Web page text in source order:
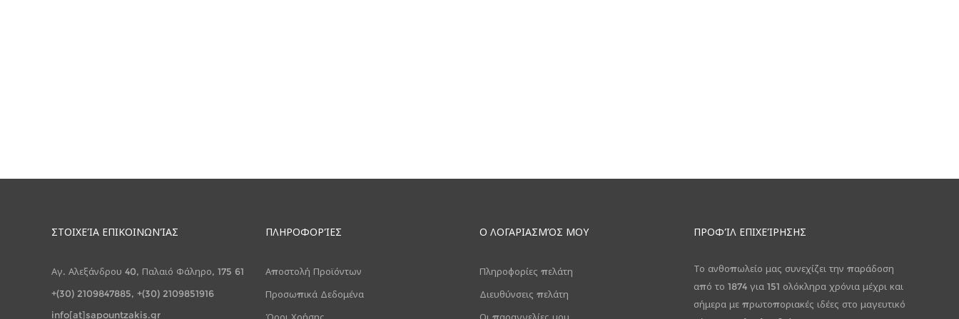
ΣΤΟΙΧΕΊΑ ΕΠΙΚΟΙΝΩΝΊΑΣ
Αγ. Αλεξάνδρου 40, Παλαιό Φάληρο, 175 61
+(30) 2109847885, +(30) 2109851916
info[at]sapountzakis.gr
ΠΛΗΡΟΦΟΡΊΕΣ
Αποστολή Προϊόντων
Προσωπικά Δεδομένα
Όροι Χρήσης
Ο ΛΟΓΑΡΙΑΣΜΌΣ ΜΟΥ
Πληροφορίες πελάτη
Διευθύνσεις πελάτη
Οι παραγγελίες μου
ΠΡΟΦΊΛ ΕΠΙΧΕΊΡΗΣΗΣ
Το ανθοπωλείο μας συνεχίζει την παράδοση
από το 1874 για 151 ολόκληρα χρόνια μέχρι και
σήμερα με πρωτοποριακές ιδέες στο μαγευτικό